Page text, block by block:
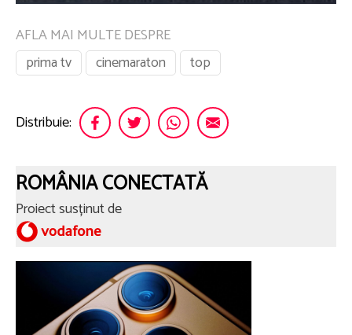
AFLA MAI MULTE DESPRE
prima tv
cinemaraton top
Distribuie:
ROMÂNIA CONECTATĂ
Proiect susținut de